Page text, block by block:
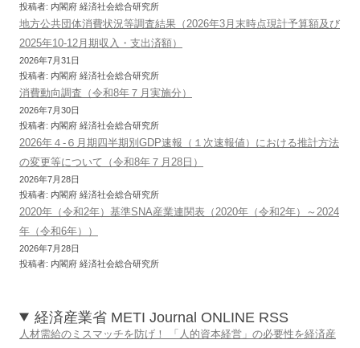
投稿者: 内閣府 経済社会総合研究所
地方公共団体消費状況等調査結果（2026年3月末時点現計予算額及び
2025年10-12月期収入・支出済額）
2026年7月31日
投稿者: 内閣府 経済社会総合研究所
消費動向調査（令和8年７月実施分）
2026年7月30日
投稿者: 内閣府 経済社会総合研究所
2026年４-６月期四半期別GDP速報（１次速報値）における推計方法
の変更等について（令和8年７月28日）
2026年7月28日
投稿者: 内閣府 経済社会総合研究所
2020年（令和2年）基準SNA産業連関表（2020年（令和2年）～2024
年（令和6年））
2026年7月28日
投稿者: 内閣府 経済社会総合研究所
経済産業省 METI Journal ONLINE RSS
人材需給のミスマッチを防げ！ 「人的資本経営」の必要性を経済産